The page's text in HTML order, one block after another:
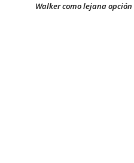
Walker como lejana opción